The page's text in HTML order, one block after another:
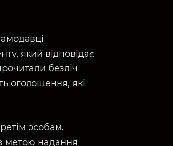
який відповідає
безліч
оголошення, які
особам.
метою надання